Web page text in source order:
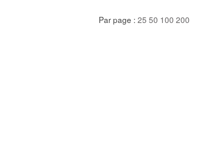
Par page : 25 50 100 200